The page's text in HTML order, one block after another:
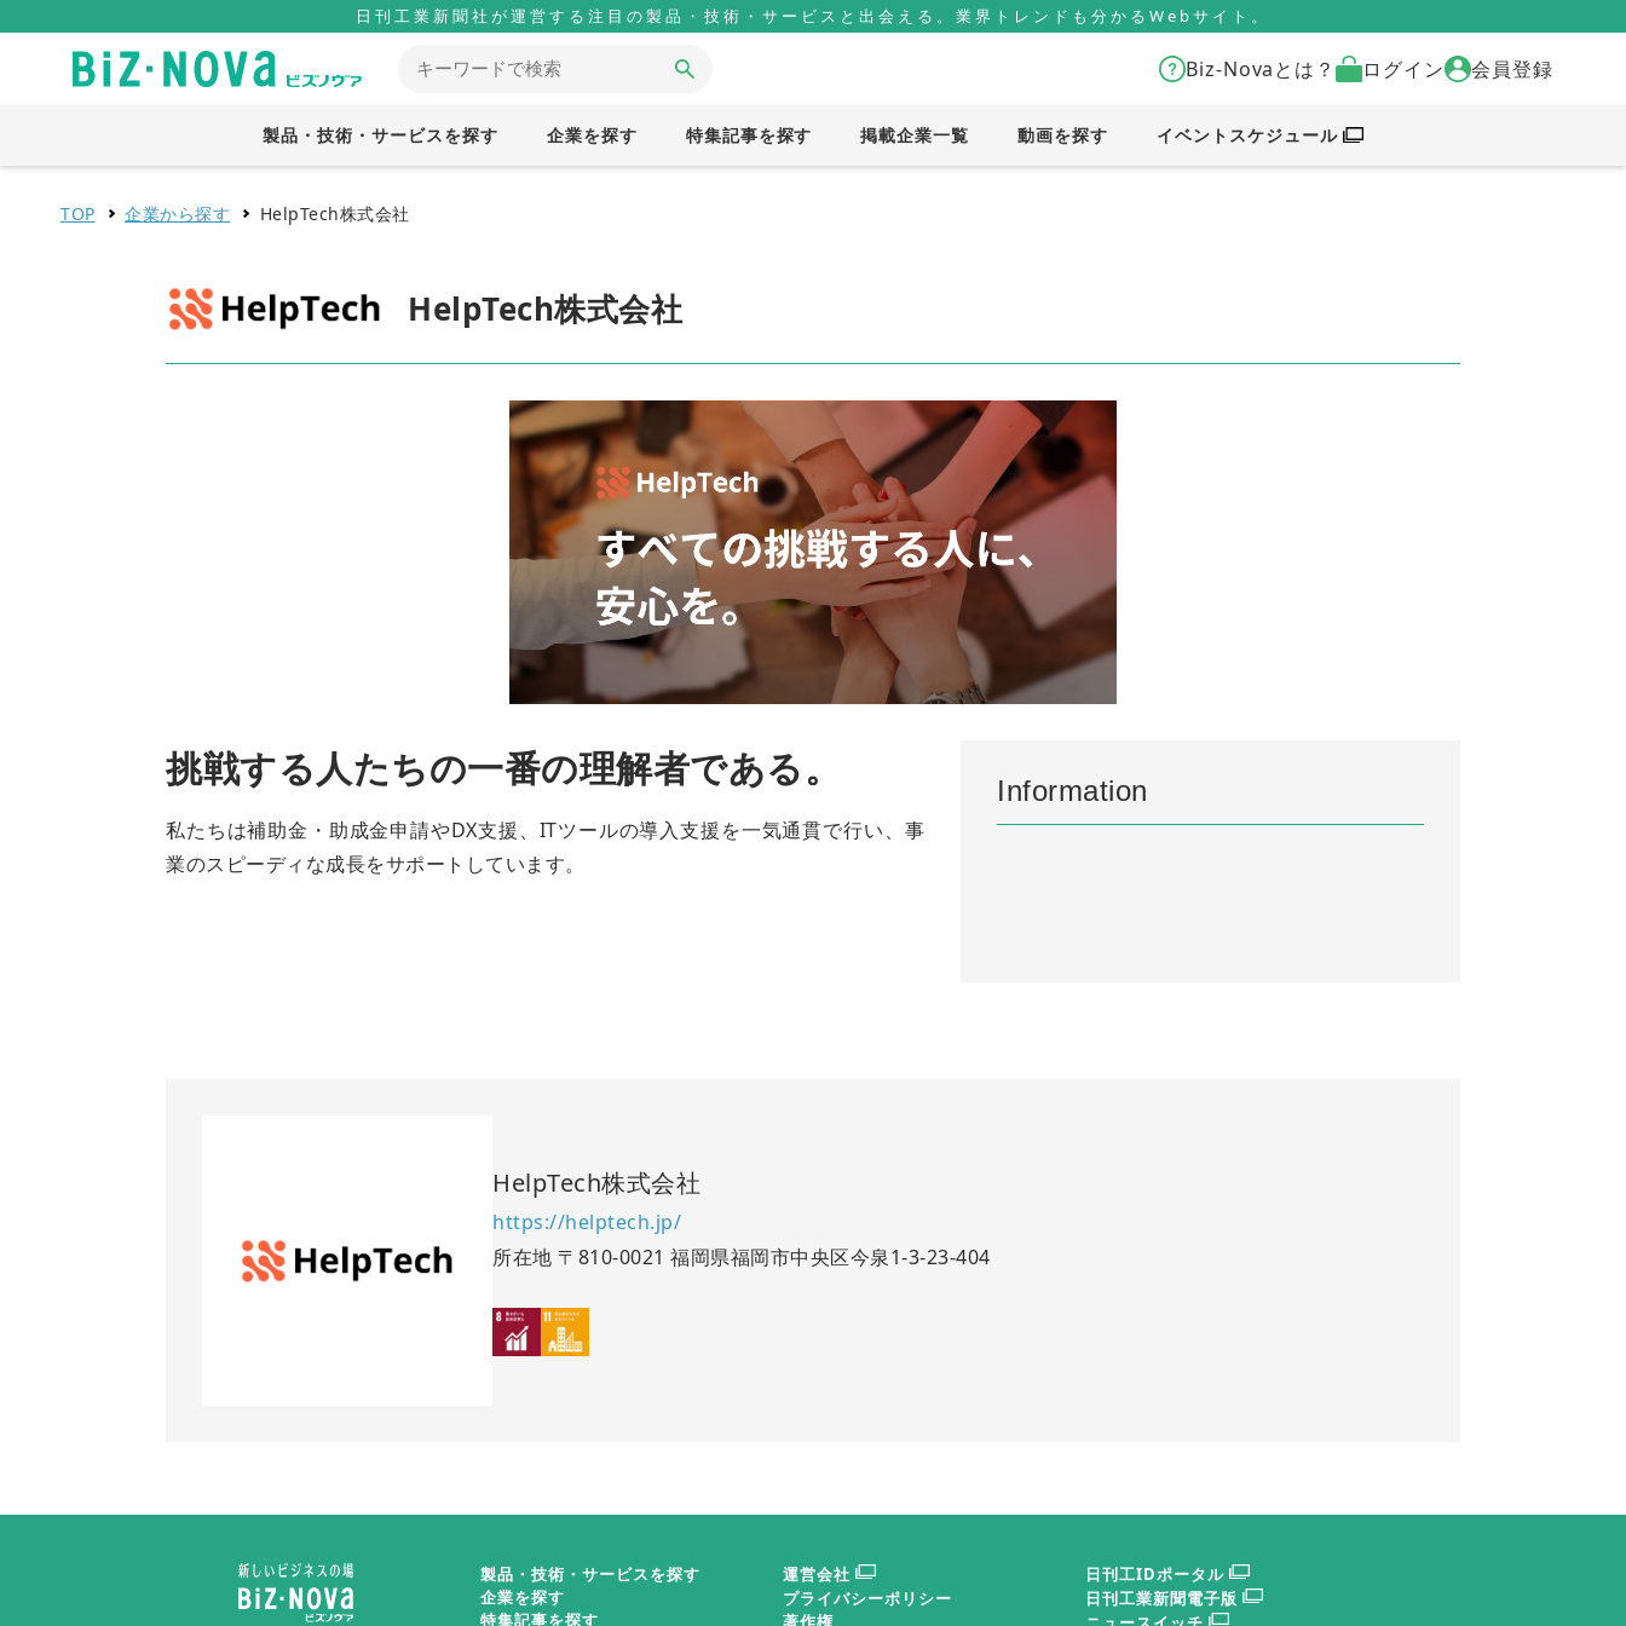
日刊工業新聞社が運営する注目の製品・技術・サービスと出会える。業界トレンドも分かるWebサイト。
Biz-Novaとは？ ログイン 会員登録
製品・技術・サービスを探す 企業を探す 特集記事を探す 掲載企業一覧 動画を探す イベントスケジュール
TOP 企業から探す HelpTech株式会社
HelpTech株式会社
挑戦する人たちの一番の理解者である。
私たちは補助金・助成金申請やDX支援、ITツールの導入支援を一気通貫で行い、事
業のスピーディな成長をサポートしています。
Information
HelpTech株式会社
https://helptech.jp/
所在地 〒810-0021 福岡県福岡市中央区今泉1-3-23-404
製品・技術・サービスを探す
企業を探す
特集記事を探す
運営会社
プライバシーポリシー
著作権
日刊工IDポータル
日刊工業新聞電子版